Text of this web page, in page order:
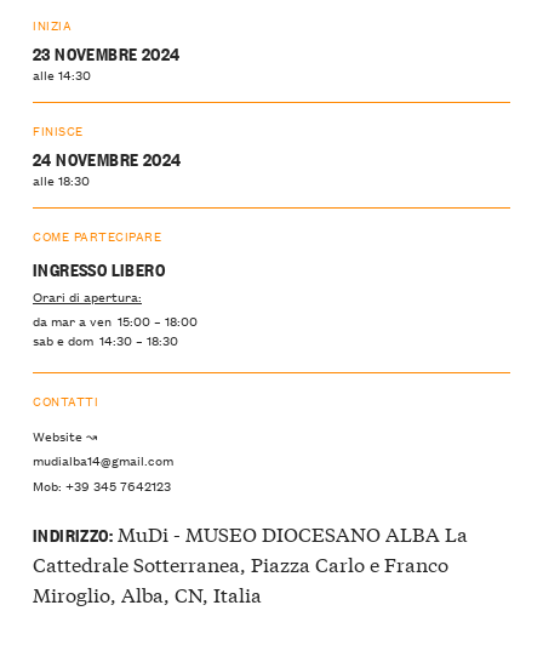
INIZIA
23 NOVEMBRE 2024
alle 14:30
FINISCE
24 NOVEMBRE 2024
alle 18:30
COME PARTECIPARE
INGRESSO LIBERO
Orari di apertura:
da mar a ven 15:00 – 18:00
sab e dom 14:30 – 18:30
CONTATTI
Website ↝
mudialba14@gmail.com
Mob: +39 345 7642123
INDIRIZZO:MuDi - MUSEO DIOCESANO ALBA La
Cattedrale Sotterranea, Piazza Carlo e Franco
Miroglio, Alba, CN, Italia